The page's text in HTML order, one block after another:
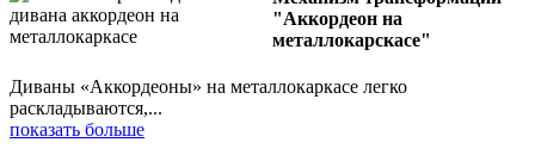
"Аккордеон на
металлокарскасе"
Диваны «Аккордеоны» на металлокаркасе легко
раскладываются,...
показать больше